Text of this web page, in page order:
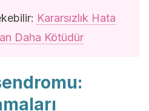
Kararsızlık Hata
Daha Kötüdür